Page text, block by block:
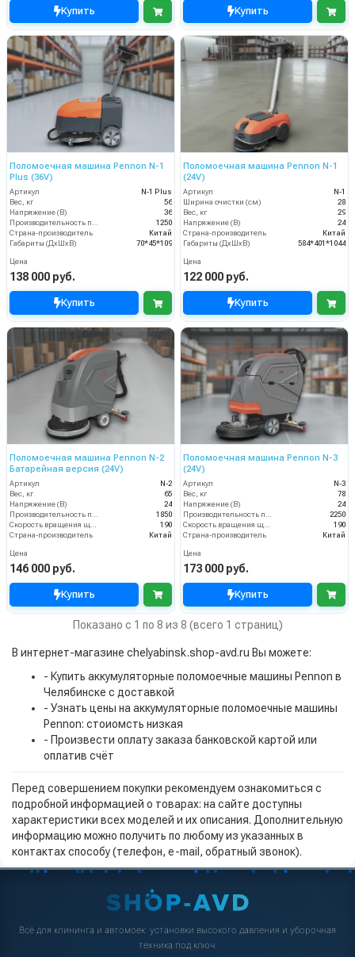
Купить Купить
Поломоечная машина Pennon N-1
Plus (36V)
Артикул
N-1 Plus
Вес, кг
56
Напряжение (В)
36
Производительность по площади (м2/ч)
1250
Страна-производитель
Китай
Габариты (ДхШхВ)
70*45*109
Цена
138 000 руб.
Купить
Поломоечная машина Pennon N-1
(24V)
Артикул
N-1
Ширина очистки (см)
28
Вес, кг
29
Напряжение (В)
24
Страна-производитель
Китай
Габариты (ДхШхВ)
584*401*1044
Цена
122 000 руб.
Купить
Поломоечная машина Pennon N-2
Батарейная версия (24V)
Артикул
N-2
Вес, кг
65
Напряжение (В)
24
1850
190
Страна-производитель
Китай
Цена
146 000 руб.
Купить
Поломоечная машина Pennon N-3
(24V)
Артикул
N-3
Вес, кг
78
Напряжение (В)
24
2250
190
Страна-производитель
Китай
Цена
173 000 руб.
Купить
Показано с 1 по 8 из 8 (всего 1 страниц)
В интернет-магазине chelyabinsk.shop-avd.ru Вы можете:
- Купить аккумуляторные поломоечные машины Pennon в
Челябинске с доставкой
- Узнать цены на аккумуляторные поломоечные машины
Pennon: стоиомсть низкая
- Произвести оплату заказа банковской картой или
оплатив счёт
Перед совершением покупки рекомендуем ознакомиться с
подробной информацией о товарах: на сайте доступны
характеристики всех моделей и их описания. Дополнительную
информацию можно получить по любому из указанных в
контактах способу (телефон, e-mail, обратный звонок).
Всё для клининга и автомоек: установки высокого давления и уборочная
техника под ключ.